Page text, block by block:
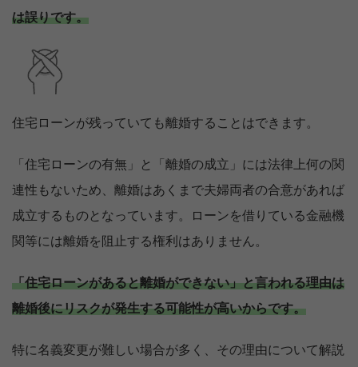
は誤りです。
住宅ローンが残っていても離婚することはできます。
「住宅ローンの有無」と「離婚の成立」には法律上何の関
連性もないため、離婚はあくまで夫婦両者の合意があれば
成立するものとなっています。ローンを借りている金融機
関等には離婚を阻止する権利はありません。
「住宅ローンがあると離婚ができない」と言われる理由は
離婚後にリスクが発生する可能性が高いからです。
特に名義変更が難しい場合が多く、その理由について解説